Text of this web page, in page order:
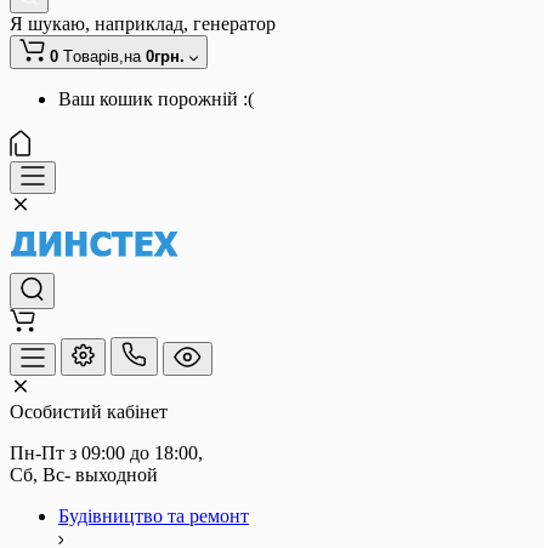
Я шукаю, наприклад, генератор
0 Tоварів,на 0грн.
Ваш кошик порожній :(
Особистий кабінет
Пн-Пт з 09:00 до 18:00,
Сб, Вс- выходной
Будівництво та ремонт